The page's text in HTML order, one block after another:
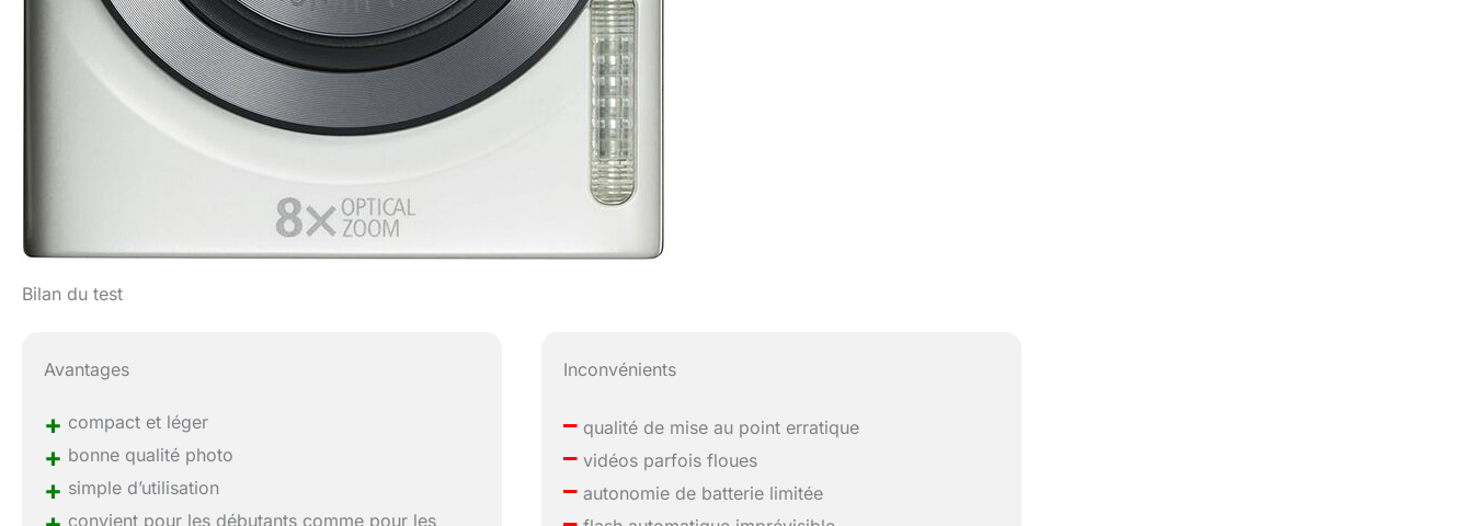
Bilan du test
Avantages
+ compact et léger
+ bonne qualité photo
+ simple d’utilisation
convient pour les débutants comme pour les
Inconvénients
– qualité de mise au point erratique
– vidéos parfois floues
– autonomie de batterie limitée